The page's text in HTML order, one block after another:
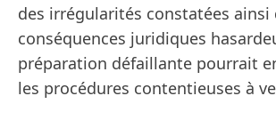
des irrégularités constatées ainsi
conséquences juridiques
préparation défaillante pourrait
les procédures contentieuses à